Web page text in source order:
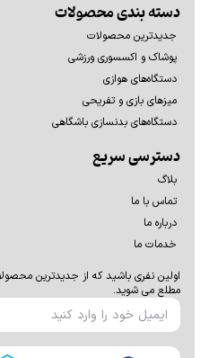
دسته بندی محصولات
جدیدترین محصولات
پوشاک و اکسسوری ورزشی
دستگاه‌های هوازی
میزهای بازی و تفریحی
دستگاه‌های بدنسازی باشگاهی
دسترسی سریع
بلاگ
تماس با ما
درباره ما
خدمات ما
اولين نفری باشيد كه از جديدترين
مطلع می شوید.